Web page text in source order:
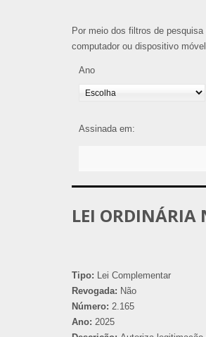
Por meio dos filtros de
computador ou dispositivo
Ano
Assinada em:
LEI ORDINÁRIA
Tipo: Lei Complementar
Revogada: Não
Número: 2.165
Ano: 2025